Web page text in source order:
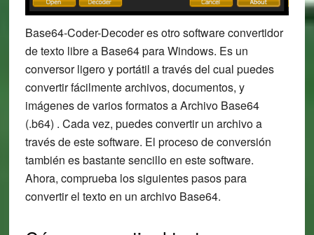
Base64-Coder-Decoder es otro software convertidor
de texto libre a Base64 para Windows. Es un
conversor ligero y portátil a través del cual puedes
convertir fácilmente archivos, documentos, y
imágenes de varios formatos a Archivo Base64
(.b64) . Cada vez, puedes convertir un archivo a
través de este software. El proceso de conversión
también es bastante sencillo en este software.
Ahora, comprueba los siguientes pasos para
convertir el texto en un archivo Base64.